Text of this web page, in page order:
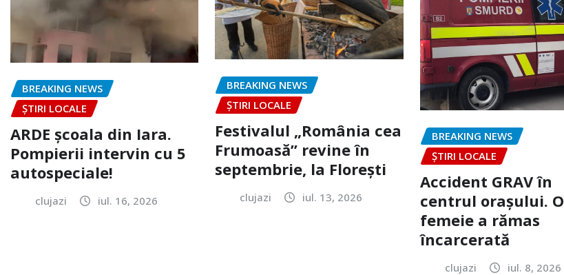
BREAKING NEWS
ȘTIRI LOCALE
ARDE școala din Iara.
Pompierii intervin cu 5
autospeciale!
clujazi iul. 16, 2026
BREAKING NEWS
ȘTIRI LOCALE
Festivalul „România cea
Frumoasă” revine în
septembrie, la Florești
clujazi iul. 13, 2026
BREAKING NEWS
ȘTIRI LOCALE
Accident GRAV în
centrul orașului. O
femeie a rămas
încarcerată
clujazi iul. 8, 2026